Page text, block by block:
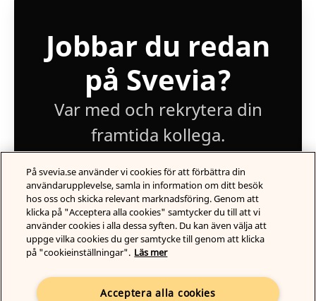
Jobbar du redan
på Svevia?
Var med och rekrytera din
framtida kollega.
Logga in
På svevia.se använder vi cookies för att förbättra din
användarupplevelse, samla in information om ditt besök
hos oss och skicka relevant marknadsföring. Genom att
klicka på "Acceptera alla cookies" samtycker du till att vi
använder cookies i alla dessa syften. Du kan även välja att
uppge vilka cookies du ger samtycke till genom att klicka
på "cookieinställningar". Läs mer
Acceptera alla cookies